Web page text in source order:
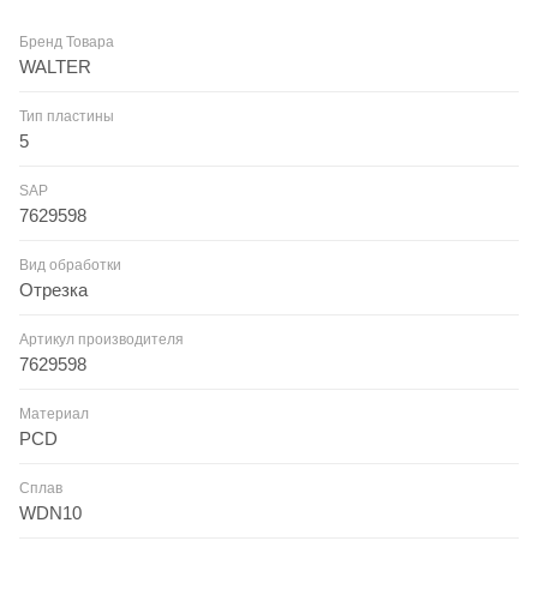
Бренд Товара
WALTER
Тип пластины
5
SAP
7629598
Вид обработки
Отрезка
Артикул производителя
7629598
Материал
PCD
Сплав
WDN10